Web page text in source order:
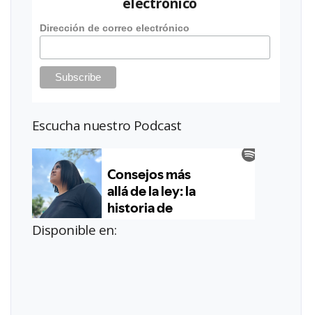
Dirección de correo electrónico
Escucha nuestro Podcast
Disponible en: